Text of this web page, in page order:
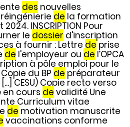
des nouvelles
de la formation
INSCRIPTION Pour
le dossier d'inscription
à fournir : Lettre deprise
de l'employeur ou del’OPCA
à pôle emploi pour le
du BP de préparateur
CESU) Copie recto verso
cours de validité Une
Curriculum vitae
de motivation manuscrite
vaccinations conforme